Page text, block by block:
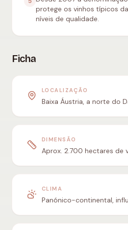
protege os vinhos típicos
níveis de qualidade.
Ficha
LOCALIZAÇÃO
Baixa Áustria, a norte do
DIMENSÃO
Aprox. 2.700 hectares de
CLIMA
Panónico-continental,